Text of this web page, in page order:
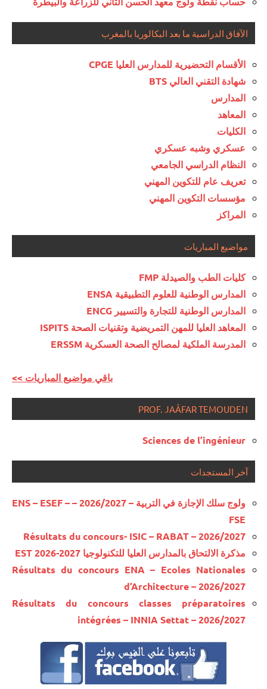
الآفاق الدراسية ما بعد البكالوريا بالمغرب
الأقسام التحضيرية للمدارس العليا CPGE
شهادة التقني العالي BTS
المدارس
المعاهد
الكليات
عسكري وشبه عسكري
النظام الدراسي الجامعي
تعريف عام للتكوين المهني
مؤسسات التكوين المهني
المراكز
مواضيع المباريات
كليات الطب والصيدلة FMP
المدارس الوطنية للعلوم التطبيقية ENSA
المدارس الوطنية للتجارة والتسيير ENCG
المعاهد العليا للمهن التمريضية وتقنيات الصحة ISPITS
المدرسة الملكية لمصالح الصحة العسكرية ERSSM
<< باقي مواضيع المباريات
PROF. JAÂFAR TEMOUDEN
Sciences de l’ingénieur
آخر المستجدات
ولوج سلك الإجازة في التربية – 2026/2027 – ENS – ESEF –
FSE
Résultats du concours- ISIC – RABAT – 2026/2027
مذكرة الالتحاق بالمدارس العليا للتكنولوجيا EST 2026-2027
Résultats du concours ENA – Ecoles Nationales
d’Architecture – 2026/2027
Résultats du concours classes préparatoires
intégrées – INNIA Settat – 2026/2027